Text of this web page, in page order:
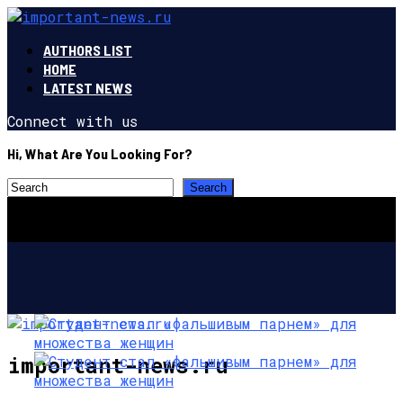
AUTHORS LIST
HOME
LATEST NEWS
Connect with us
Hi, What Are You Looking For?
important-news.ru